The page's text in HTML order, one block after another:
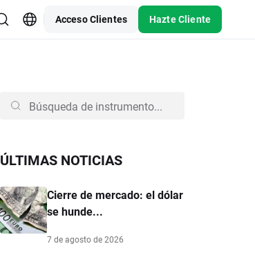
Acceso Clientes Hazte Cliente
ÚLTIMAS NOTICIAS
Cierre de mercado: el dólar
se hunde...
7 de agosto de 2026